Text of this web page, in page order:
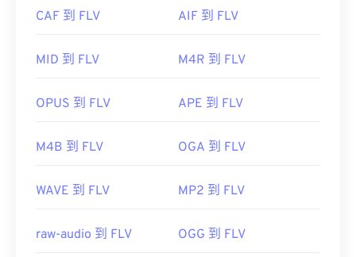
首次发行：2003 年
https://en.wikipedia.org/wiki/Flash_Video
https://www.lifewire.com/flv-file
CAF 到 FLV AIF 到 FLV
MID 到 FLV M4R 到 FLV
OPUS 到 FLV APE 到 FLV
M4B 到 FLV OGA 到 FLV
WAVE 到 FLV MP2 到 FLV
raw-audio 到 FLV OGG 到 FLV